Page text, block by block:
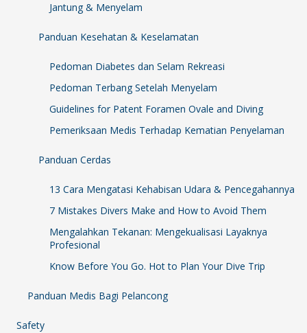
Jantung & Menyelam
Panduan Kesehatan & Keselamatan
Pedoman Diabetes dan Selam Rekreasi
Pedoman Terbang Setelah Menyelam
Guidelines for Patent Foramen Ovale and Diving
Pemeriksaan Medis Terhadap Kematian Penyelaman
Panduan Cerdas
13 Cara Mengatasi Kehabisan Udara & Pencegahannya
7 Mistakes Divers Make and How to Avoid Them
Mengalahkan Tekanan: Mengekualisasi Layaknya
Profesional
Know Before You Go. Hot to Plan Your Dive Trip
Panduan Medis Bagi Pelancong
Safety